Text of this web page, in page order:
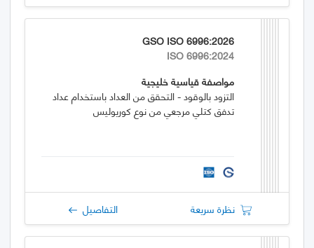
GSO ISO 6996:2026
ISO 6996:2024
مواصفة قياسية خليجية
التزود بالوقود - التحقق من العداد باستخدام عداد
تدفق كتلي مرجعي من نوع كوريوليس
نظرة سريعة التفاصيل